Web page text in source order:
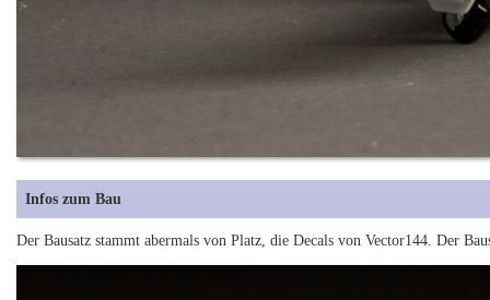
Infos zum Bau
Der Bausatz stammt abermals von Platz, die Decals von Vector144. Der